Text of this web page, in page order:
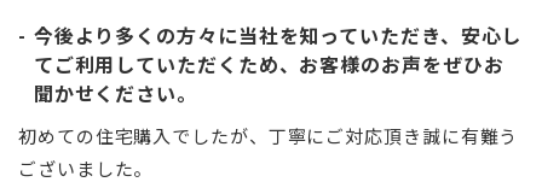
今後より多くの方々に当社を知っていただき、安心し
てご利用していただくため、お客様のお声をぜひお
聞かせください。
初めての住宅購入でしたが、丁寧にご対応頂き誠に有難う
ございました。